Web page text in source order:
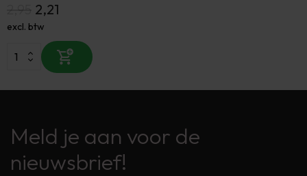
2,21
excl. btw
Meld je aan voor de
nieuwsbrief!